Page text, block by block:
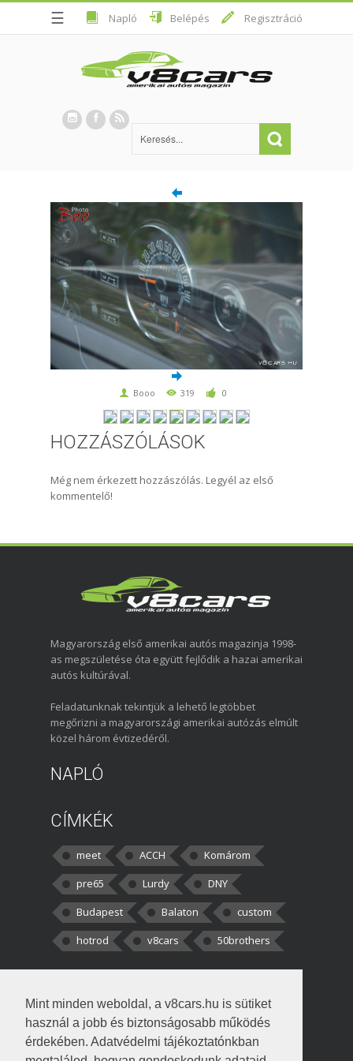
Mint minden weboldal, a v8cars.hu is sütiket
használ a jobb és biztonságosabb működés
érdekében. Adatvédelmi tájékoztatónkban
☰ Napló Belépés Regisztráció
Booo 319 0
HOZZÁSZÓLÁSOK
Még nem érkezett hozzászólás. Legyél az első
kommentelő!
Magyarország első amerikai autós magazinja 1998-
as megszületése óta együtt fejlődik a hazai amerikai
autós kultúrával.
Feladatunknak tekintjük a lehető legtöbbet
megőrizni a magyarországi amerikai autózás elmúlt
közel három évtizedéről.
NAPLÓ
CÍMKÉK
meet ACCH
Komárom
pre65
Lurdy
DNY
Budapest
Balaton
custom
hotrod
v8cars 50brothers
kortisz:Elszúrtam! Én csak két
darabbaal számoltam. Nem tudtam, hogy fél autót,